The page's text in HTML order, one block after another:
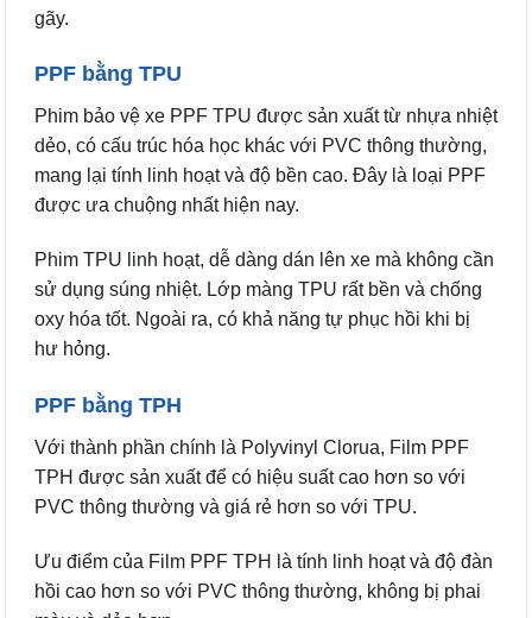
gãy.
PPF bằng TPU
Phim bảo vệ xe PPF TPU được sản xuất từ nhựa nhiệt
dẻo, có cấu trúc hóa học khác với PVC thông thường,
mang lại tính linh hoạt và độ bền cao. Đây là loại PPF
được ưa chuộng nhất hiện nay.
Phim TPU linh hoạt, dễ dàng dán lên xe mà không cần
sử dụng súng nhiệt. Lớp màng TPU rất bền và chống
oxy hóa tốt. Ngoài ra, có khả năng tự phục hồi khi bị
hư hỏng.
PPF bằng TPH
Với thành phần chính là Polyvinyl Clorua, Film PPF
TPH được sản xuất để có hiệu suất cao hơn so với
PVC thông thường và giá rẻ hơn so với TPU.
Ưu điểm của Film PPF TPH là tính linh hoạt và độ đàn
hồi cao hơn so với PVC thông thường, không bị phai